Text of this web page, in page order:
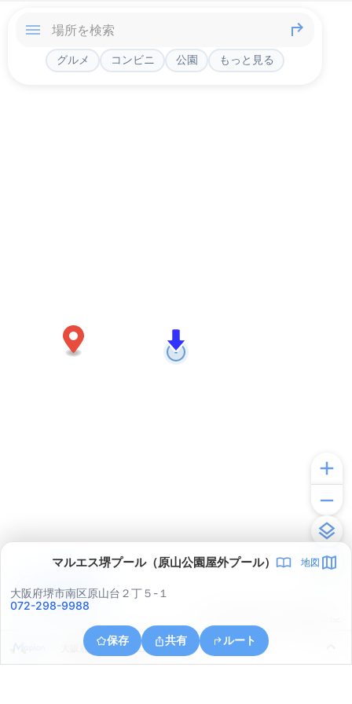
グルメ コンビニ 公園 もっと見る
マルエス堺プール（原山公園屋外プール） 地図
大阪府堺市南区原山台２丁５-１
072-298-9988
保存 共有 ルート
大阪府堺市南区原山台５丁１８
アプリで見る